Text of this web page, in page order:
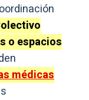
o espacios
médicas